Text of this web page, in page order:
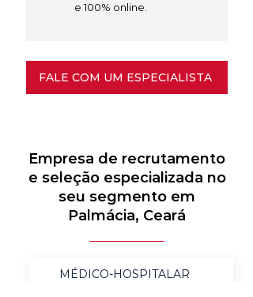
e 100% online.
FALE COM UM ESPECIALISTA
Empresa de recrutamento
e seleção especializada no
seu segmento em
Palmácia, Ceará
MÉDICO-HOSPITALAR